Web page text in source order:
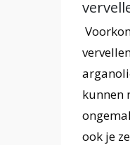
kunnen
ook je